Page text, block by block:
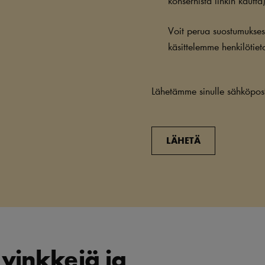
Voit perua
käsittelemme
Lähetämme sinulle
LÄHETÄ
ja